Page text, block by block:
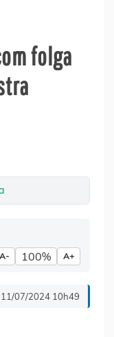
folga
A- 100% A+
11/07/2024 10h49